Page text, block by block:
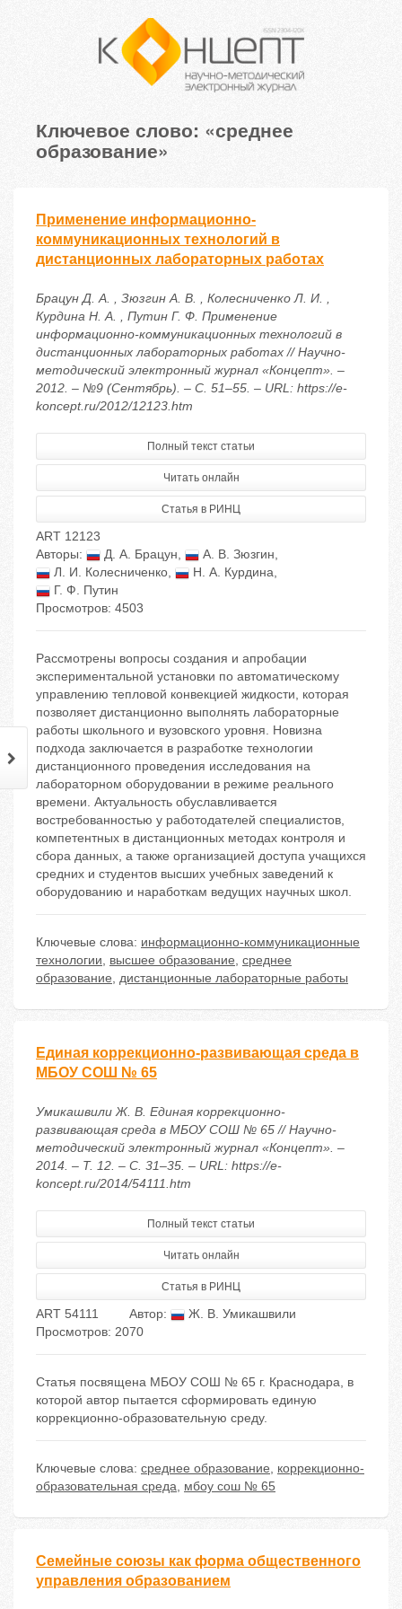
Ключевое слово: «среднее
образование»
Применение информационно-
коммуникационных технологий в
дистанционных лабораторных работах
Брацун Д. А. , Зюзгин А. В. , Колесниченко Л. И. ,
Курдина Н. А. , Путин Г. Ф. Применение
информационно-коммуникационных технологий в
дистанционных лабораторных работах // Научно-
методический электронный журнал «Концепт». –
2012. – №9 (Сентябрь). – С. 51–55. – URL: https://e-
koncept.ru/2012/12123.htm
Полный текст статьи
Читать онлайн
Статья в РИНЦ
ART 12123
Авторы:
Д. А. Брацун, А. В. Зюзгин,
Л. И. Колесниченко, Н. А. Курдина,
Г. Ф. Путин
Просмотров: 4503
Рассмотрены вопросы создания и апробации
экспериментальной установки по автоматическому
управлению тепловой конвекцией жидкости, которая
позволяет дистанционно выполнять лабораторные
работы школьного и вузовского уровня. Новизна
подхода заключается в разработке технологии
дистанционного проведения исследования на
лабораторном оборудовании в режиме реального
времени. Актуальность обуславливается
востребованностью у работодателей специалистов,
компетентных в дистанционных методах контроля и
сбора данных, а также организацией доступа учащихся
средних и студентов высших учебных заведений к
оборудованию и наработкам ведущих научных школ.
Ключевые слова: информационно-коммуникационные
технологии, высшее образование, среднее
образование, дистанционные лабораторные работы
Единая коррекционно-развивающая среда в
МБОУ СОШ № 65
Умикашвили Ж. В. Единая коррекционно-
развивающая среда в МБОУ СОШ № 65 // Научно-
методический электронный журнал «Концепт». –
2014. – Т. 12. – С. 31–35. – URL: https://e-
koncept.ru/2014/54111.htm
Полный текст статьи
Читать онлайн
Статья в РИНЦ
ART 54111 Автор:
Ж. В. Умикашвили
Просмотров: 2070
Статья посвящена МБОУ СОШ № 65 г. Краснодара, в
которой автор пытается сформировать единую
коррекционно-образовательную среду.
Ключевые слова: среднее образование, коррекционно-
образовательная среда, мбоу сош № 65
Семейные союзы как форма общественного
управления образованием